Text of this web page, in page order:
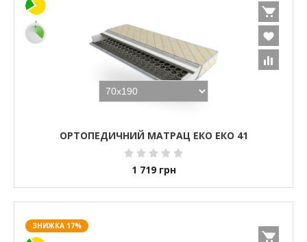
ОРТОПЕДИЧНИЙ МАТРАЦ ЕКО ЕКО 41
1 719 грн
ЗНИЖКА 17%